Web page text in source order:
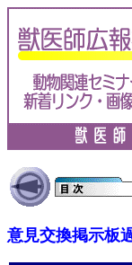
意見交換掲示板